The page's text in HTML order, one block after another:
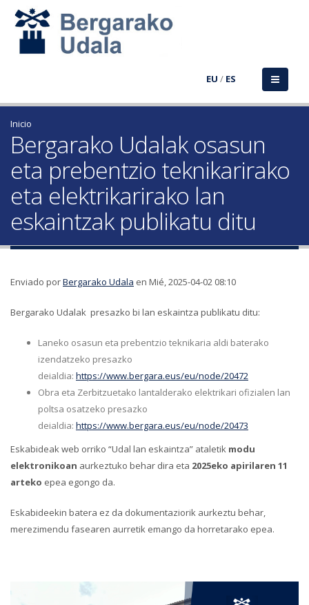
EU / ES
Inicio
Bergarako Udalak osasun
eta prebentzio teknikarirako
eta elektrikarirako lan
eskaintzak publikatu ditu
Enviado porBergarako Udala en Mié, 2025-04-02 08:10
Bergarako Udalak presazko bi lan eskaintza publikatu ditu:
Laneko osasun eta prebentzio teknikaria aldi baterako
izendatzeko presazko
deialdia: https://www.bergara.eus/eu/node/20472
Obra eta Zerbitzuetako lantalderako elektrikari ofizialen lan
poltsa osatzeko presazko
deialdia: https://www.bergara.eus/eu/node/20473
Eskabideak web orriko “Udal lan eskaintza” ataletik modu
elektronikoan aurkeztuko behar dira eta 2025eko apirilaren 11
arteko epea egongo da.
Eskabideekin batera ez da dokumentaziorik aurkeztu behar,
merezimendu fasearen aurretik emango da horretarako epea.